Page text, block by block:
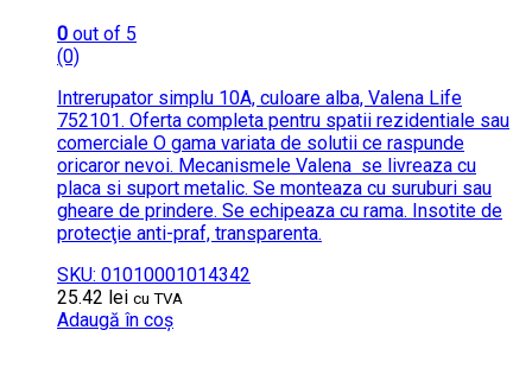
0 out of 5
(0)
Intrerupator simplu 10A, culoare alba, Valena Life
752101. Oferta completa pentru spatii rezidentiale sau
comerciale O gama variata de solutii ce raspunde
oricaror nevoi. Mecanismele Valena se livreaza cu
placa si suport metalic. Se monteaza cu suruburi sau
gheare de prindere. Se echipeaza cu rama. Insotite de
protecţie anti-praf, transparenta.
SKU: 01010001014342
25.42 lei cu TVA
Adaugă în coș